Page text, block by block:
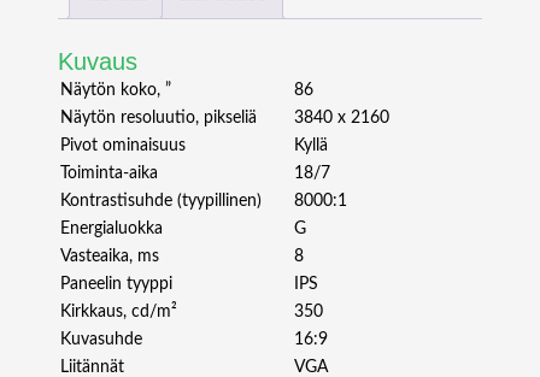
S
Y
N
8
6
8
U
H
D
4
Kuvaus
Näytön koko, ”
86
Näytön resoluutio, pikseliä
3840 x 2160
Pivot ominaisuus
Kyllä
Toiminta-aika
18/7
Kontrastisuhde (tyypillinen)
8000:1
Energialuokka
G
Vasteaika, ms
8
Paneelin tyyppi
IPS
Kirkkaus, cd/m²
350
Kuvasuhde
16:9
Liitännät
VGA